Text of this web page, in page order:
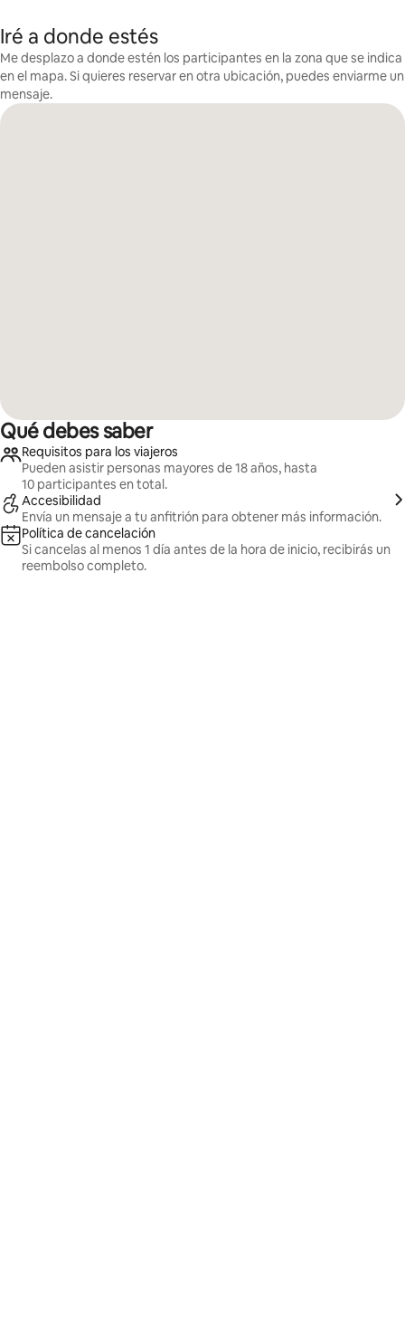
Iré a donde estés
Me desplazo a donde estén los participantes en la zona que se indica
en el mapa. Si quieres reservar en otra ubicación, puedes enviarme un
mensaje.
Qué debes saber
Requisitos para los viajeros
Pueden asistir personas mayores de 18 años, hasta
10 participantes en total.
Accesibilidad
Envía un mensaje a tu anfitrión para obtener más información.
Política de cancelación
Si cancelas al menos 1 día antes de la hora de inicio, recibirás un
reembolso completo.